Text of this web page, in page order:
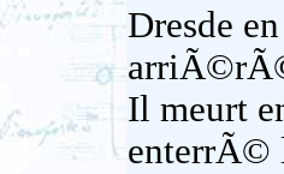
Dresde
Il meurt
enterrÃ©